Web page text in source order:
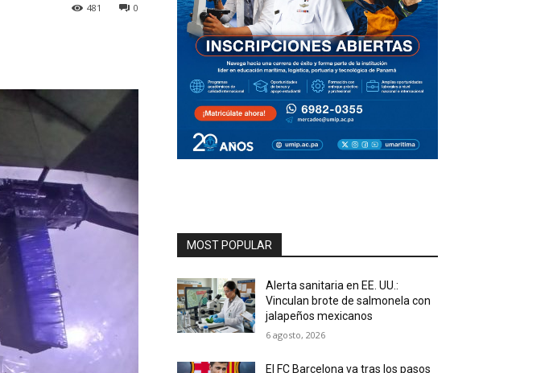
0
481
MOST POPULAR
Alerta sanitaria en EE. UU.:
Vinculan brote de salmonela con
jalapeños mexicanos
6 agosto, 2026
El FC Barcelona va tras los pasos